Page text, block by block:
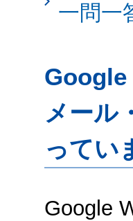
一問一
Google
メール
ってい
Google